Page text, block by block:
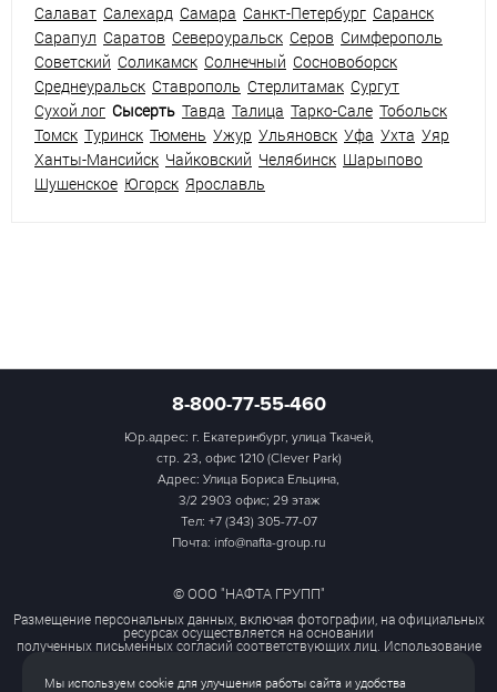
Салават Салехард Самара Санкт-Петербург Саранск
Сарапул Саратов Североуральск Серов Симферополь
Советский Соликамск Солнечный Сосновоборск
Среднеуральск Ставрополь Стерлитамак Сургут
Сухой лог Сысерть Тавда Талица Тарко-Сале Тобольск
Томск Туринск Тюмень Ужур Ульяновск Уфа Ухта Уяр
Ханты-Мансийск Чайковский Челябинск Шарыпово
Шушенское Югорск Ярославль
8-800-77-55-460
Юр.адрес: г. Екатеринбург, улица Ткачей,
стр. 23, офис 1210 (Clever Park)
Адрес: Улица Бориса Ельцина,
3/2 2903 офис; 29 этаж
Тел: +7 (343) 305-77-07
Почта: info@nafta-group.ru
© ООО "НАФТА ГРУПП"
Размещение персональных данных, включая фотографии, на официальных
ресурсах осуществляется на основании
полученных письменных согласий соответствующих лиц. Использование
этих материалов третьими лицами
Мы используем cookie для улучшения работы сайта и удобства